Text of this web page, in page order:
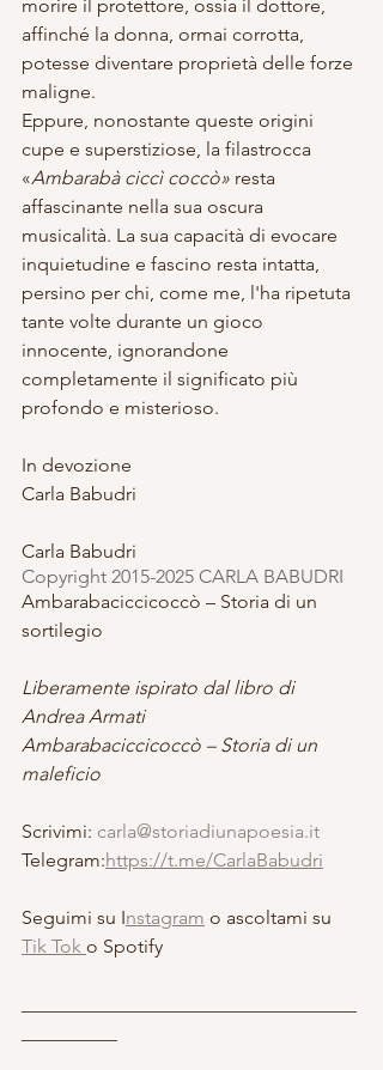
morire il protettore, ossia il dottore,
affinché la donna, ormai corrotta,
potesse diventare proprietà delle forze
maligne.
Eppure, nonostante queste origini
cupe e superstiziose, la filastrocca
«Ambarabà ciccì coccò» resta
affascinante nella sua oscura
musicalità. La sua capacità di evocare
inquietudine e fascino resta intatta,
persino per chi, come me, l'ha ripetuta
tante volte durante un gioco
innocente, ignorandone
completamente il significato più
profondo e misterioso.
In devozione
Carla Babudri
Carla Babudri
Copyright 2015-2025 CARLA BABUDRI
Ambarabaciccicoccò – Storia di un
sortilegio
Liberamente ispirato dal libro di
Andrea Armati
Ambarabaciccicoccò – Storia di un
maleficio
Scrivimi: carla@storiadiunapoesia.it
Telegram:https://t.me/CarlaBabudri
Seguimi su Instagram o ascoltami su
Tik Tok o Spotify